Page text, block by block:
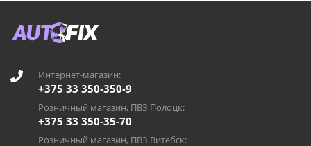
Интернет-магазин:
+375 33 350-350-9
Розничный магазин, ПВЗ Полоцк:
+375 33 350-35-70
Розничный магазин, ПВЗ Витебск: